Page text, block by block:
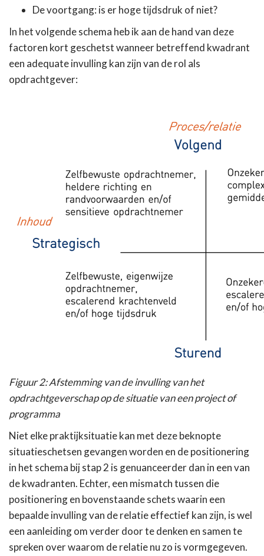
De voortgang: is er hoge tijdsdruk of niet?
In het volgende schema heb ik aan de hand van deze
factoren kort geschetst wanneer betreffend kwadrant
een adequate invulling kan zijn van de rol als
opdrachtgever:
Figuur 2: Afstemming van de invulling van het
opdrachtgeverschap op de situatie van een project of
programma
Niet elke praktijksituatie kan met deze beknopte
situatieschetsen gevangen worden en de positionering
in het schema bij stap 2 is genuanceerder dan in een van
de kwadranten. Echter, een mismatch tussen die
positionering en bovenstaande schets waarin een
bepaalde invulling van de relatie effectief kan zijn, is wel
een aanleiding om verder door te denken en samen te
spreken over waarom de relatie nu zo is vormgegeven.